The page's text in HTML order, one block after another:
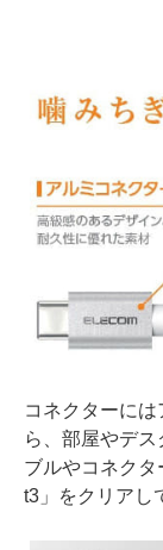
コネクターに
ら、部屋やデ
ブルやコネク
t3」をクリアし